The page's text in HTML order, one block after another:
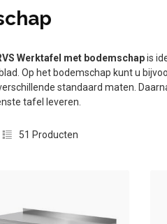
Werktafel met bodemschapis
Op het bodemschap kunt u
standaard maten.
tafel leveren.
51 Producten